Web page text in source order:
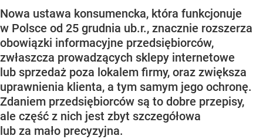
Nowa ustawa konsumencka, która funkcjonuje
w Polsce od 25 grudnia ub.r., znacznie rozszerza
obowiązki informacyjne przedsiębiorców,
zwłaszcza prowadzących sklepy internetowe
lub sprzedaż poza lokalem firmy, oraz zwiększa
uprawnienia klienta, a tym samym jego ochronę.
Zdaniem przedsiębiorców są to dobre przepisy,
ale część z nich jest zbyt szczegółowa
lub za mało precyzyjna.